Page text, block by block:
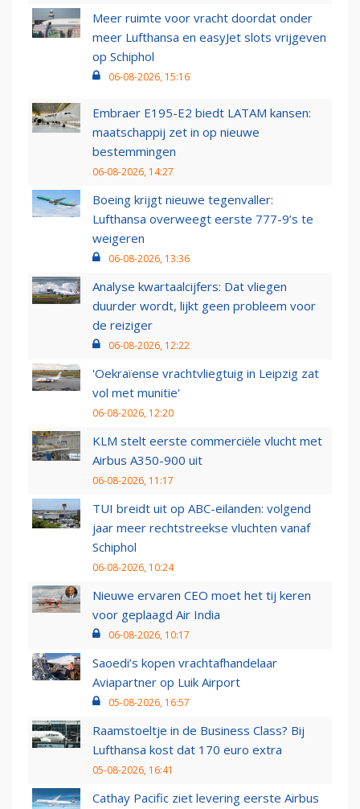
Meer ruimte voor vracht doordat onder
meer Lufthansa en easyJet slots vrijgeven
op Schiphol
06-08-2026, 15:16
Embraer E195-E2 biedt LATAM kansen:
maatschappij zet in op nieuwe
bestemmingen
06-08-2026, 14:27
Boeing krijgt nieuwe tegenvaller:
Lufthansa overweegt eerste 777-9’s te
weigeren
06-08-2026, 13:36
Analyse kwartaalcijfers: Dat vliegen
duurder wordt, lijkt geen probleem voor
de reiziger
06-08-2026, 12:22
'Oekraïense vrachtvliegtuig in Leipzig zat
vol met munitie'
06-08-2026, 12:20
KLM stelt eerste commerciële vlucht met
Airbus A350-900 uit
06-08-2026, 11:17
TUI breidt uit op ABC-eilanden: volgend
jaar meer rechtstreekse vluchten vanaf
Schiphol
06-08-2026, 10:24
Nieuwe ervaren CEO moet het tij keren
voor geplaagd Air India
06-08-2026, 10:17
Saoedi’s kopen vrachtafhandelaar
Aviapartner op Luik Airport
05-08-2026, 16:57
Raamstoeltje in de Business Class? Bij
Lufthansa kost dat 170 euro extra
05-08-2026, 16:41
Cathay Pacific ziet levering eerste Airbus